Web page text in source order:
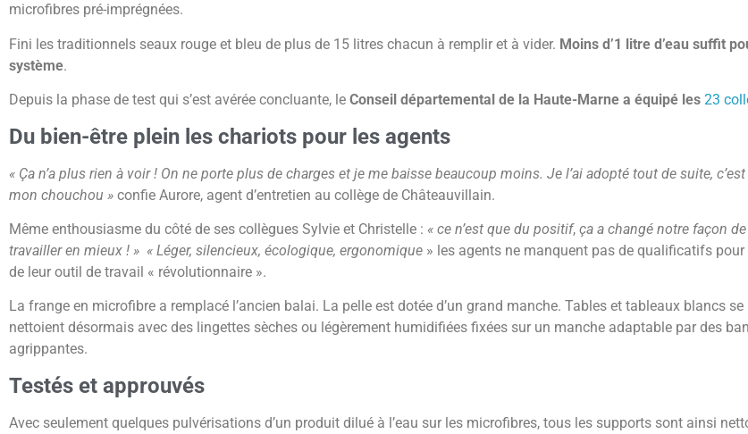
microfibres pré-imprégnées.
Fini les traditionnels seaux rouge et bleu de plus de 15 litres chacun à remplir et à vider. Moins d’1 litre d’eau suffit
système.
Depuis la phase de test qui s’est avérée concluante, le Conseil départemental de la Haute-Marne a équipé les 23
Du bien-être plein les chariots pour les agents
« Ça n’a plus rien à voir ! On ne porte plus de charges et je me baisse beaucoup moins. Je l’ai adopté tout de suite,
mon chouchou » confie Aurore, agent d’entretien au collège de Châteauvillain.
Même enthousiasme du côté de ses collègues Sylvie et Christelle : « ce n’est que du positif, ça a changé notre façon de
travailler en mieux ! » « Léger, silencieux, écologique, ergonomique » les agents ne manquent pas de qualificatifs pour
de leur outil de travail « révolutionnaire ».
La frange en microfibre a remplacé l’ancien balai. La pelle est dotée d’un grand manche. Tables et tableaux blancs se
nettoient désormais avec des lingettes sèches ou légèrement humidifiées fixées sur un manche adaptable par des
agrippantes.
Testés et approuvés
Avec seulement quelques pulvérisations d’un produit dilué à l’eau sur les microfibres, tous les supports sont ainsi